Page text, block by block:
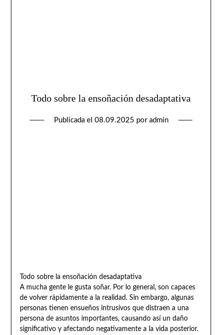
Todo sobre la ensoñación desadaptativa
Publicada el 08.09.2025 por admin
Todo sobre la ensoñación desadaptativa
A mucha gente le gusta soñar. Por lo general, son capaces
de volver rápidamente a la realidad. Sin embargo, algunas
personas tienen ensueños intrusivos que distraen a una
persona de asuntos importantes, causando así un daño
significativo y afectando negativamente a la vida posterior.